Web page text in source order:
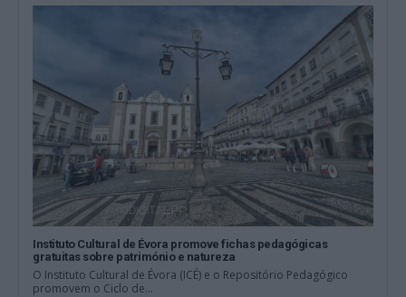
Instituto Cultural de Évora promove fichas pedagógicas
gratuitas sobre património e natureza
O Instituto Cultural de Évora (ICÉ) e o Repositório Pedagógico
promovem o Ciclo de...